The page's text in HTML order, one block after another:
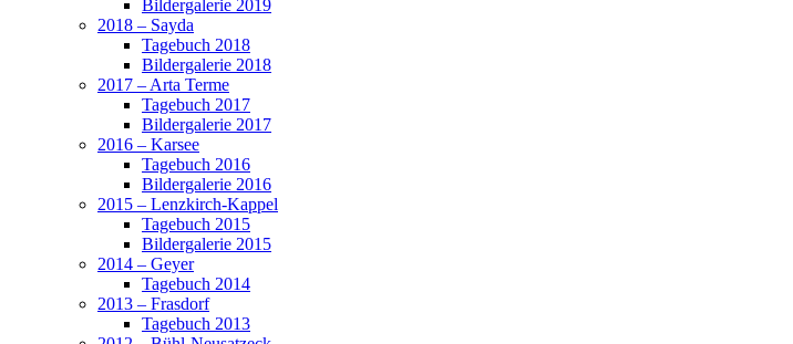
Bildergalerie 2019
2018 – Sayda
Tagebuch 2018
Bildergalerie 2018
2017 – Arta Terme
Tagebuch 2017
Bildergalerie 2017
2016 – Karsee
Tagebuch 2016
Bildergalerie 2016
2015 – Lenzkirch-Kappel
Tagebuch 2015
Bildergalerie 2015
2014 – Geyer
Tagebuch 2014
2013 – Frasdorf
Tagebuch 2013